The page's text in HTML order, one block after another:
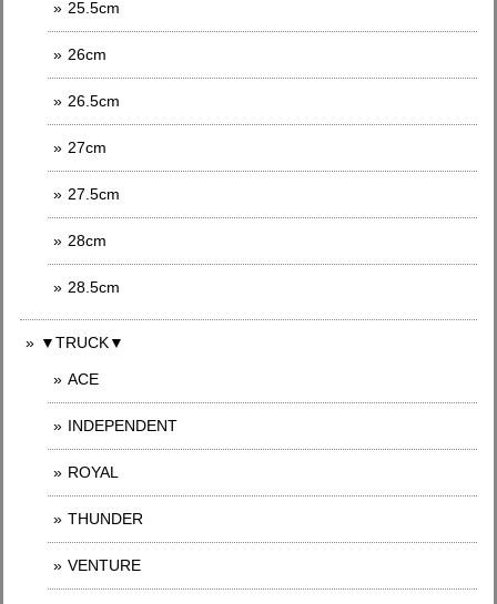
25.5cm
26cm
26.5cm
27cm
27.5cm
28cm
28.5cm
▼TRUCK▼
ACE
INDEPENDENT
ROYAL
THUNDER
VENTURE